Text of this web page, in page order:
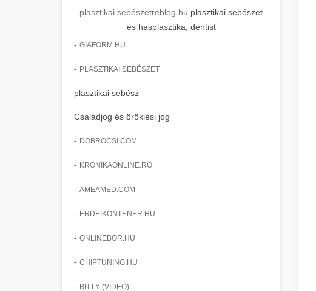
plasztikai sebészetreblog.hu plasztikai sebészet
és hasplasztika, dentist
- GIAFORM.HU
- PLASZTIKAI SEBÉSZET
plasztikai sebész
Családjog és öröklési jog
- DOBROCSI.COM
- KRONIKAONLINE.RO
- AMEAMED.COM
- ERDEIKONTENER.HU
- ONLINEBOR.HU
- CHIPTUNING.HU
- BIT.LY (VIDEO)